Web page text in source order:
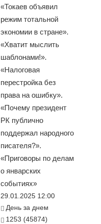
«Токаев объявил
режим тотальной
экономии в стране».
«Хватит мыслить
шаблонами!».
«Налоговая
перестройка без
права на ошибку».
«Почему президент
РК публично
поддержал народного
писателя?».
«Приговоры по делам
о январских
событиях»
29.01.2025 12:00
День за днем
1253 (45874)